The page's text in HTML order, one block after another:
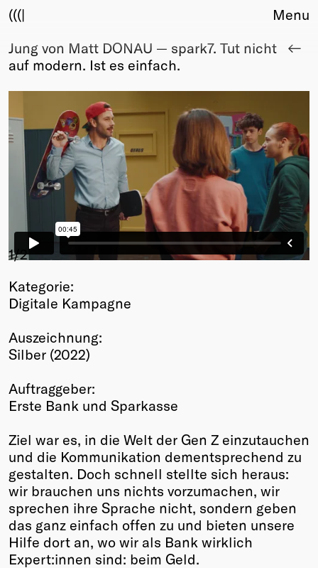
(((|
About
Club
Fair Work
TBD
Events
Upcoming
Past
Membership
Info
Young Creatives
Friends of Creativity
Winners
2026
Annual
Menu
Jung von Matt DONAU — spark7. Tut nicht
auf modern. Ist es einfach.
1/2
Kategorie:
Digitale Kampagne
Auszeichnung:
Silber (2022)
Auftraggeber:
Erste Bank und Sparkasse
Ziel war es, in die Welt der Gen Z einzutauchen
und die Kommunikation dementsprechend zu
gestalten. Doch schnell stellte sich heraus:
wir brauchen uns nichts vorzumachen, wir
sprechen ihre Sprache nicht, sondern geben
das ganz einfach offen zu und bieten unsere
Hilfe dort an, wo wir als Bank wirklich
Expert:innen sind: beim Geld.